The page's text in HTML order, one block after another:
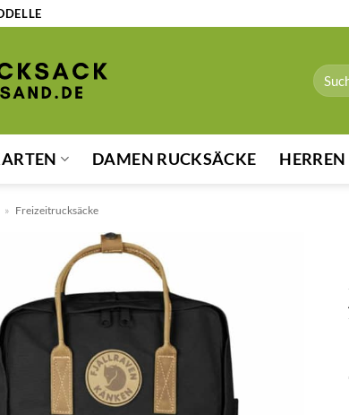
Suchen
nach:
DAMEN RUCKSÄCKE
» Freizeitrucksäcke